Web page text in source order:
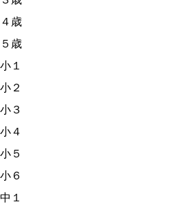
４歳
５歳
小１
小２
小３
小４
小５
小６
中１